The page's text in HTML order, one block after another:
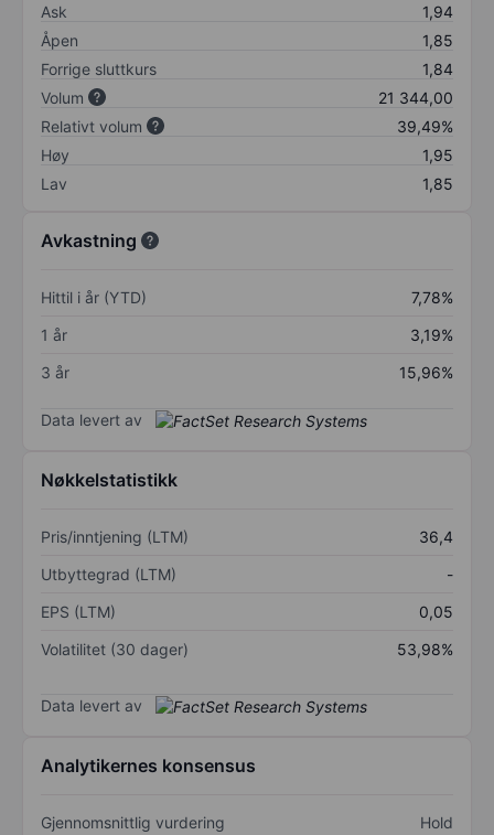
Ask
1,94
Åpen
1,85
Forrige sluttkurs
1,84
Volum
21 344,00
Relativt volum
39,49%
Høy
1,95
Lav
1,85
Avkastning
Hittil i år (YTD)
7,78%
1 år
3,19%
3 år
15,96%
Data levert av
Nøkkelstatistikk
Pris/inntjening (LTM)
36,4
Utbyttegrad (LTM)
-
EPS (LTM)
0,05
Volatilitet (30 dager)
53,98%
Data levert av
Analytikernes konsensus
Gjennomsnittlig vurdering Hold